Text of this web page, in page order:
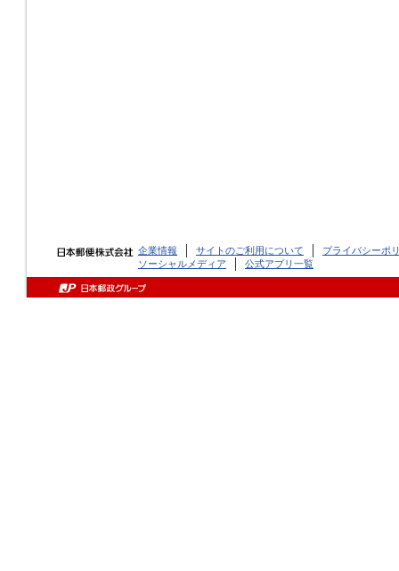
企業情報 サイトのご利用について
プライバシーポ
ソーシャルメディア
公式アプリ一覧